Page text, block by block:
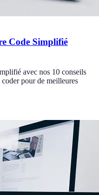
Code Simplifié
avec nos 10 conseils
pour de meilleures